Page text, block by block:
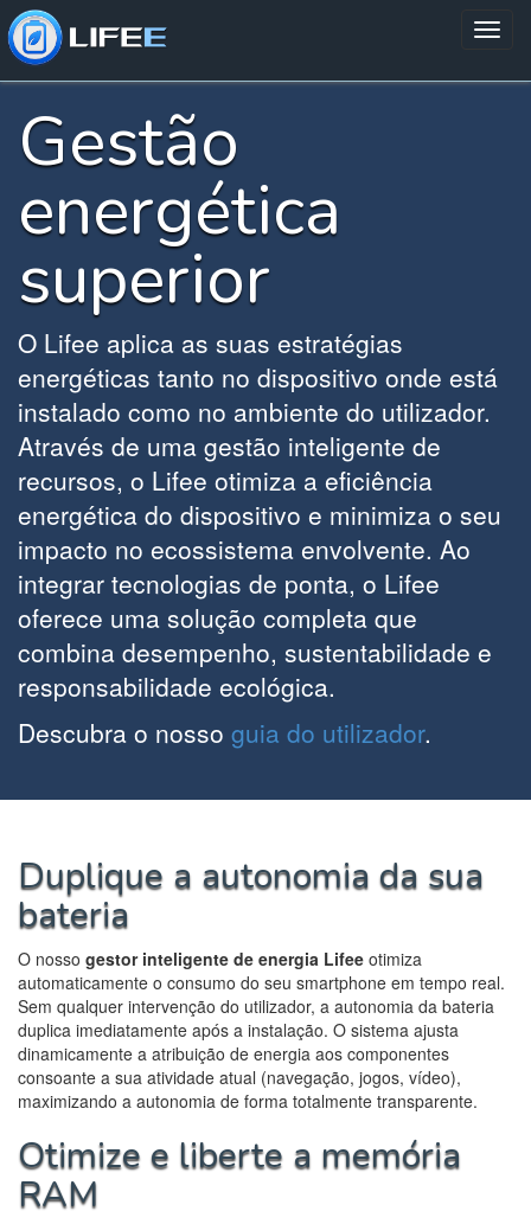
Gestão
energética
superior
O Lifee aplica as suas estratégias
energéticas tanto no dispositivo onde está
instalado como no ambiente do utilizador.
Através de uma gestão inteligente de
recursos, o Lifee otimiza a eficiência
energética do dispositivo e minimiza o seu
impacto no ecossistema envolvente. Ao
integrar tecnologias de ponta, o Lifee
oferece uma solução completa que
combina desempenho, sustentabilidade e
responsabilidade ecológica.
Descubra o nosso guia do utilizador.
Duplique a autonomia da sua
bateria
O nosso gestor inteligente de energia Lifee otimiza
automaticamente o consumo do seu smartphone em tempo real.
Sem qualquer intervenção do utilizador, a autonomia da bateria
duplica imediatamente após a instalação. O sistema ajusta
dinamicamente a atribuição de energia aos componentes
consoante a sua atividade atual (navegação, jogos, vídeo),
maximizando a autonomia de forma totalmente transparente.
Otimize e liberte a memória
RAM